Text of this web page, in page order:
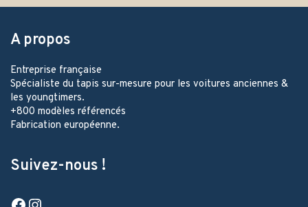
A propos
Entreprise française
Spécialiste du tapis sur-mesure pour les voitures anciennes &
les youngtimers.
+800 modèles référencés
Fabrication européenne.
Suivez-nous !
Facebook